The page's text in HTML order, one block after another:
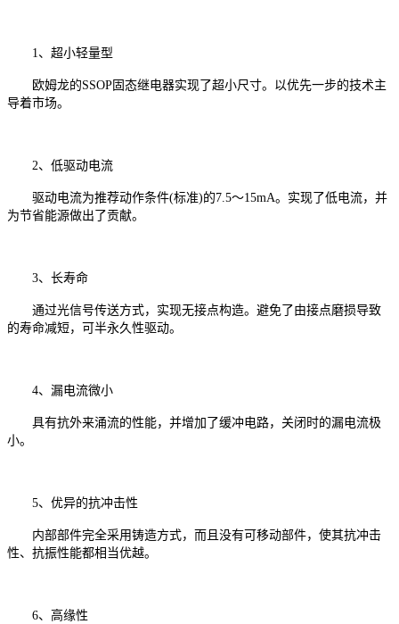
1、超小轻量型
欧姆龙的SSOP固态继电器实现了超小尺寸。以优先一步的技术主
导着市场。
2、低驱动电流
驱动电流为推荐动作条件(标准)的7.5～15mA。实现了低电流，并
为节省能源做出了贡献。
3、长寿命
通过光信号传送方式，实现无接点构造。避免了由接点磨损导致
的寿命减短，可半永久性驱动。
4、漏电流微小
具有抗外来涌流的性能，并增加了缓冲电路，关闭时的漏电流极
小。
5、优异的抗冲击性
内部部件完全采用铸造方式，而且没有可移动部件，使其抗冲击
性、抗振性能都相当优越。
6、高缘性